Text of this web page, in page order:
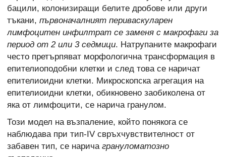
бацили, колонизиращи белите дробове или други
тъкани, първоначалният периваскуларен
лимфоцитен инфилтрат се заменя с макрофаги за
период от 2 или 3 седмици. Натрупаните макрофаги
често претърпяват морфологична трансформация в
епителиоподобни клетки и след това се наричат
епителиоидни клетки. Микроскопска агрегация на
епителиоидни клетки, обикновено заобиколена от
яка от лимфоцити, се нарича гранулом.
Този модел на възпаление, който понякога се
наблюдава при тип-IV свръхчувствителност от
забавен тип, се наричагрануломатозно